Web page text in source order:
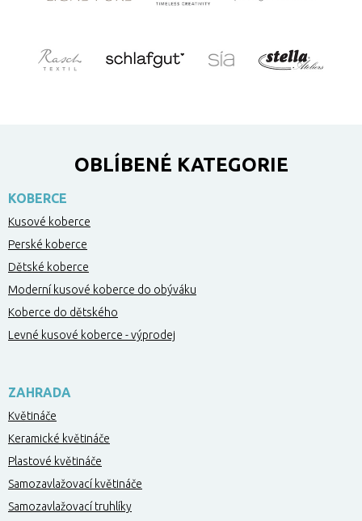
OBLÍBENÉ KATEGORIE
KOBERCE
Kusové koberce
Perské koberce
Dětské koberce
Moderní kusové koberce do obýváku
Koberce do dětského
Levné kusové koberce - výprodej
ZAHRADA
Květináče
Keramické květináče
Plastové květináče
Samozavlažovací květináče
Samozavlažovací truhlíky